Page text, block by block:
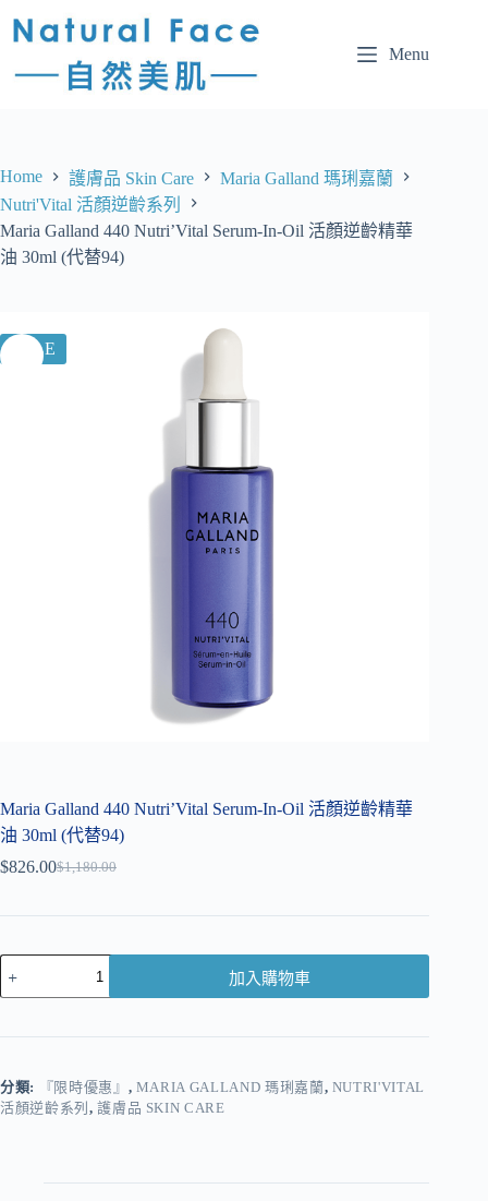
Menu
Home 護膚品 Skin Care
Maria Galland 瑪琍嘉蘭
Nutri'Vital 活顏逆齡系列
Maria Galland 440 Nutri’Vital Serum-In-Oil 活顏逆齡精華
油 30ml (代替94)
SALE
Maria Galland 440 Nutri’Vital Serum-In-Oil 活顏逆齡精華
油 30ml (代替94)
$1,180.00
$826.00
加入購物車
r
n
分類: 『限時優惠』 , MARIA GALLAND 瑪琍嘉蘭, NUTRI'VITAL
活顏逆齡系列 ,護膚品 SKIN CARE